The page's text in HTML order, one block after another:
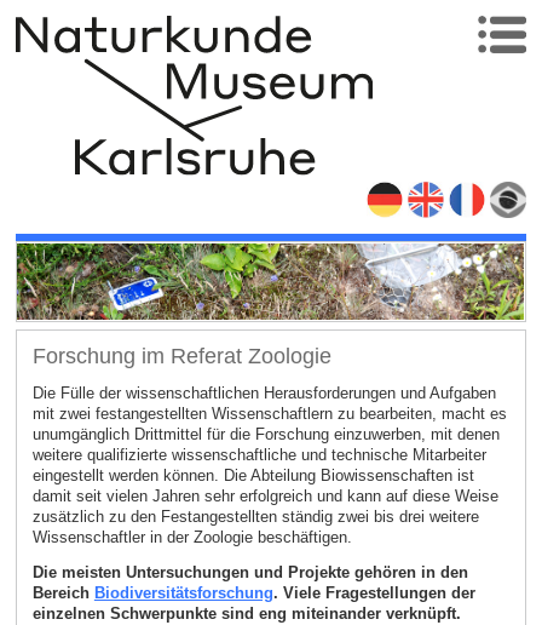
Forschung im Referat Zoologie
Die Fülle der wissenschaftlichen Herausforderungen und Aufgaben
mit zwei festangestellten Wissenschaftlern zu bearbeiten, macht es
unumgänglich Drittmittel für die Forschung einzuwerben, mit denen
weitere qualifizierte wissenschaftliche und technische Mitarbeiter
eingestellt werden können. Die Abteilung Biowissenschaften ist
damit seit vielen Jahren sehr erfolgreich und kann auf diese Weise
zusätzlich zu den Festangestellten ständig zwei bis drei weitere
Wissenschaftler in der Zoologie beschäftigen.
Die meisten Untersuchungen und Projekte gehören in den
Bereich Biodiversitätsforschung. Viele Fragestellungen der
einzelnen Schwerpunkte sind eng miteinander verknüpft.